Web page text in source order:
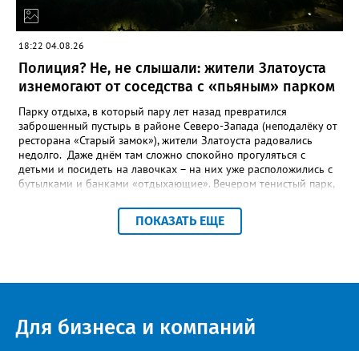
18:22 04.08.26
Полиция? Не, не слышали: жители Златоуста
изнемогают от соседства с «пьяным» парком
Парку отдыха, в который пару лет назад превратился
заброшенный пустырь в районе Северо-Запада (неподалёку от
ресторана «Старый замок»), жители Златоуста радовались
недолго. Даже днём там сложно спокойно прогуляться с
детьми и посидеть на лавочках – на них уже расположились с
бутылками и банками «отдыхающие». Вечером тенистый парк,
пристанищем многочисленных «пьяных» компаний, и жители
соседних многоэтажек до утра не могут сомкнуть глаз.
дома № 7 во 2 квартале Северо-Запада Светлана К. – Это не
дерутся. К вечеру градус веселья повышается в разы. Во время
выпускных балов и на День металлурга там были просто
ПОКАЗАТЬ ЕЩЕ
Для бизнеса и компаний